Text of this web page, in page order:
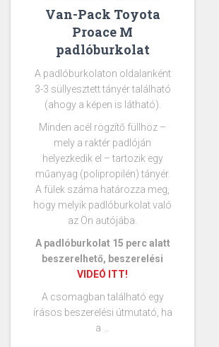
Van-Pack Toyota
Proace M
padlóburkolat
A padlóburkolaton oldalanként
3-3 süllyesztett tányér található
(ahogy a képen is látható).
Minden acél rögzítő füllhöz –
mely a raktér padlóján
helyezkedik el – tartozik egy
műanyag (polipropilén) tányér.
A fülek száma határozza meg,
hogy melyik padlóburkolat való
az Ön autójába.
A padlóburkolat 15 perc alatt
beszerelhető, beszerelési
VIDEÓ ITT!
A csomagban található egy
írásos beszerelési útmutató, ha
a …